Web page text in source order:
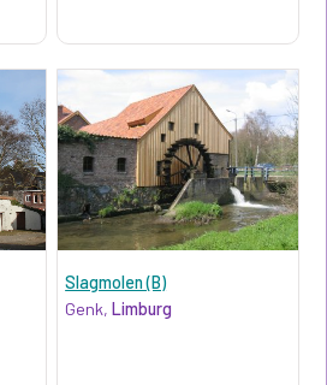
Slagmolen (B)
Genk,Limburg